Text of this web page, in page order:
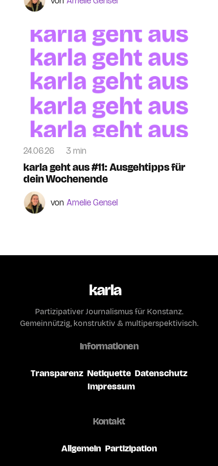
24.06.26 3 min
karla geht aus #11: Ausgehtipps für
dein Wochenende
Amelie Gensel
karla
Partizipativer Journalismus für Konstanz.
Gemeinnützig, konstruktiv & multiperspektivisch.
Informationen
Transparenz Netiquette Datenschutz
Impressum
Kontakt
Allgemein Partizipation